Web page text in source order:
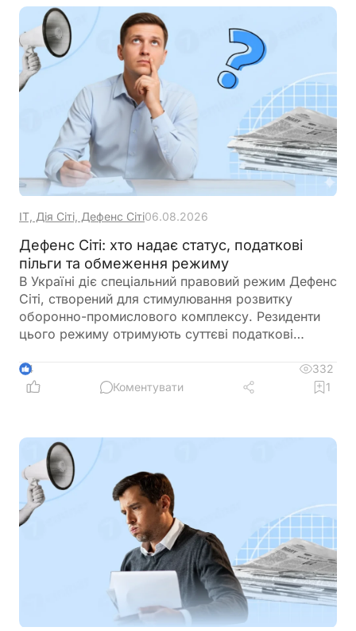
ІТ, Дія Сіті, Дефенс Сіті06.08.2026
Дефенс Сіті: хто надає статус, податкові
пільги та обмеження режиму
В Україні діє спеціальний правовий режим Дефенс
Сіті, створений для стимулювання розвитку
оборонно-промислового комплексу. Резиденти
цього режиму отримують суттєві податкові
цільового використання прибутку, обмеження на
виплату дивідендів та інвестиційні правила.
4
332
Коментувати
1